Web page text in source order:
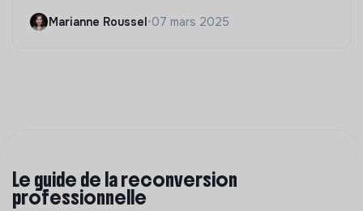
Marianne Roussel•07 mars 2025
Le guide de la reconversion
professionnelle